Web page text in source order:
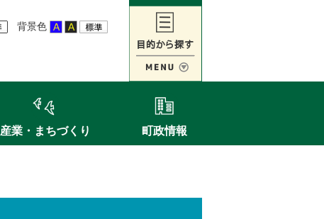
背景色
産業・まちづくり 町政情報